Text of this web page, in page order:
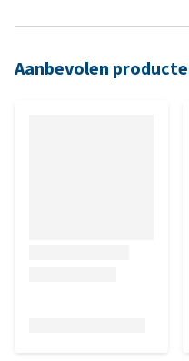
Aanbevolen